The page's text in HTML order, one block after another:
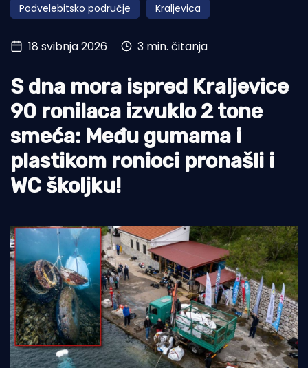
Turizam i nautika
Pomorstvo
Ekologija
Tradicija i kultura
Podvelebitsko područje Kraljevica
18 svibnja 2026 3 min. čitanja
S dna mora ispred Kraljevice
90 ronilaca izvuklo 2 tone
smeća: Među gumama i
plastikom ronioci pronašli i
WC školjku!